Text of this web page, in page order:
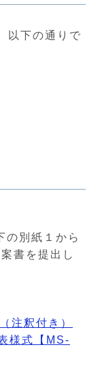
以下の通りで
の別紙１から
書を提出し
注釈付き）
様式【MS-